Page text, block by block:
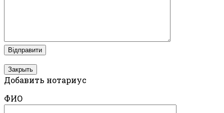
Закрыть
Добавить нотариус
ФИО